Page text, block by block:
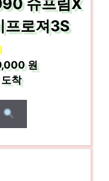
슈프림X
로져3S
원
착